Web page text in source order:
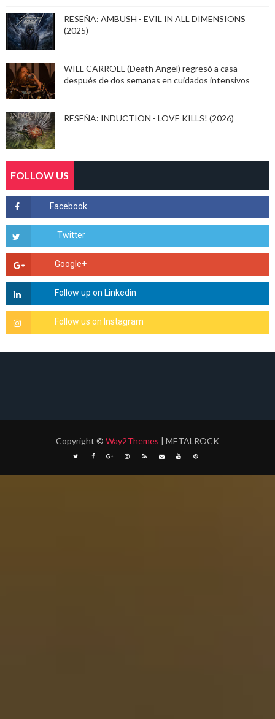
RESEÑA: AMBUSH - EVIL IN ALL DIMENSIONS
(2025)
WILL CARROLL (Death Angel) regresó a casa
después de dos semanas en cuidados intensivos
RESEÑA: INDUCTION - LOVE KILLS! (2026)
FOLLOW US
Copyright © Way2Themes | METALROCK